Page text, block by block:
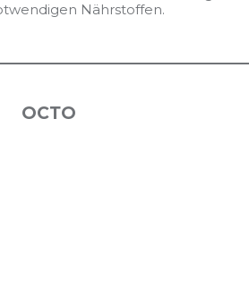
Nährstoffen.
ОСТО